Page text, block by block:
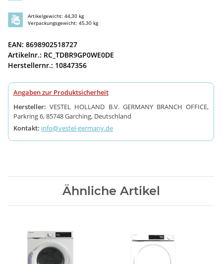
Artikelgewicht: 44,30 kg
Verpackungsgewicht: 45,30 kg
EAN: 8698902518727
Artikelnr.: RC_TDBR9GP0WE0DE
Herstellernr.: 10847356
Angaben zur Produktsicherheit
Hersteller: VESTEL HOLLAND B.V. GERMANY BRANCH OFFICE,
Parkring 6, 85748 Garching, Deutschland
Kontakt: info@vestel-germany.de
Ähnliche Artikel